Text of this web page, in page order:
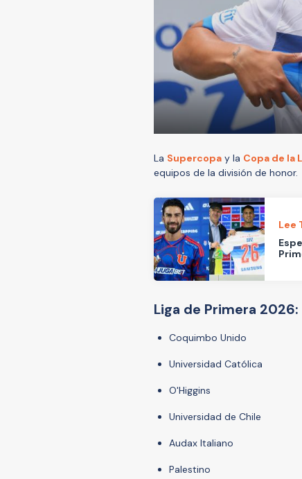
La Supercopa y la Copa de la
equipos de la división de honor.
Lee
Liga de Primera
Coquimbo Unido
Universidad Católica
O'Higgins
Universidad de Chile
Audax Italiano
Palestino